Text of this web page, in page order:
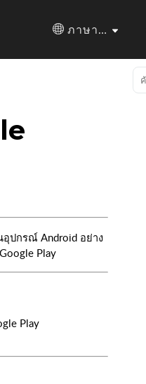
ภาษาไทย
อุปกรณ์ Android อย่าง
Play
Play